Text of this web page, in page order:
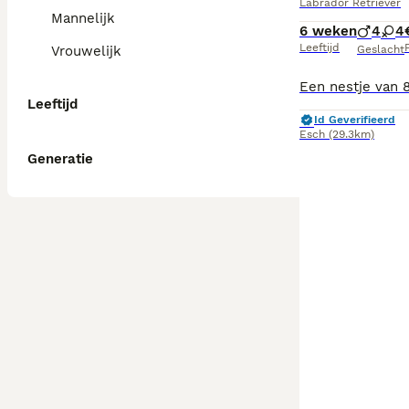
Mannelijk
Vrouwelijk
Leeftijd
Generatie
Labrador Retriever
6 weken
Leeftijd
4 4
Geslacht
Id Geverifieerd
Esch (29.3km)